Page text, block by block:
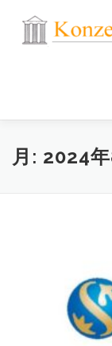
キ
独自不動産投資
月: 2024年